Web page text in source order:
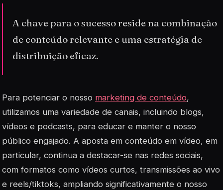
A chave para o sucesso reside na combinação
de conteúdo relevante e uma estratégia de
distribuição eficaz.
Para potenciar o nosso marketing de conteúdo,
utilizamos uma variedade de canais, incluindo blogs,
vídeos e podcasts, para educar e manter o nosso
público engajado. A aposta em conteúdo em vídeo, em
particular, continua a destacar-se nas redes sociais,
com formatos como vídeos curtos, transmissões ao vivo
e reels/tiktoks, ampliando significativamente o nosso